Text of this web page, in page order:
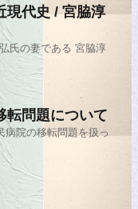
現代史 / 宮脇淳
の妻である 宮脇淳
転問題について
病院の移転問題を扱っ